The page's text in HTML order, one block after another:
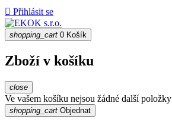
 Přihlásit se
shopping_cart 0 Košík
Zboží v košíku
close
Ve vašem košíku nejsou žádné další položky
shopping_cart Objednat